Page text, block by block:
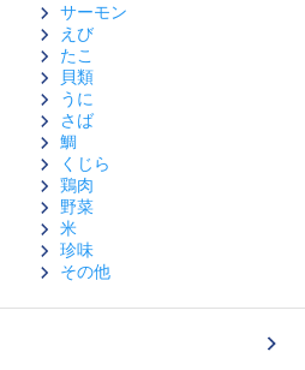
サーモン
えび
たこ
貝類
うに
さば
鯛
くじら
鶏肉
野菜
米
珍味
その他